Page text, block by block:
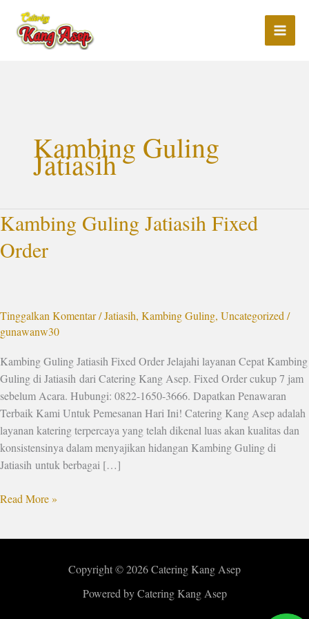
konten
Kambing Guling
Jatiasih
Kambing Guling Jatiasih Fixed
Order
Tinggalkan Komentar/Jatiasih, Kambing Guling, Uncategorized /
gunawanw30
Kambing Guling Jatiasih Fixed Order Jelajahi layanan Cepat Kambing
Guling di Jatiasih dari Catering Kang Asep. Fixed Order cukup 7 jam
sebelum Acara. Hubungi: 0822-1650-3666. Dapatkan Penawaran
Terbaik Kami Untuk Pemesanan Hari Ini! Catering Kang Asep adalah
layanan katering terpercaya yang telah dikenal luas akan kualitas dan
konsistensinya dalam menyajikan hidangan Kambing Guling di
Jatiasih untuk berbagai […]
Kambing
Guling
Jatiasih
Read More »
Copyright © 2026 Catering Kang Asep
Powered by Catering Kang Asep